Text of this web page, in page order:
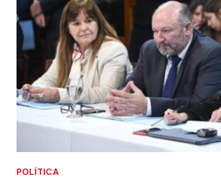
POLÍTICA